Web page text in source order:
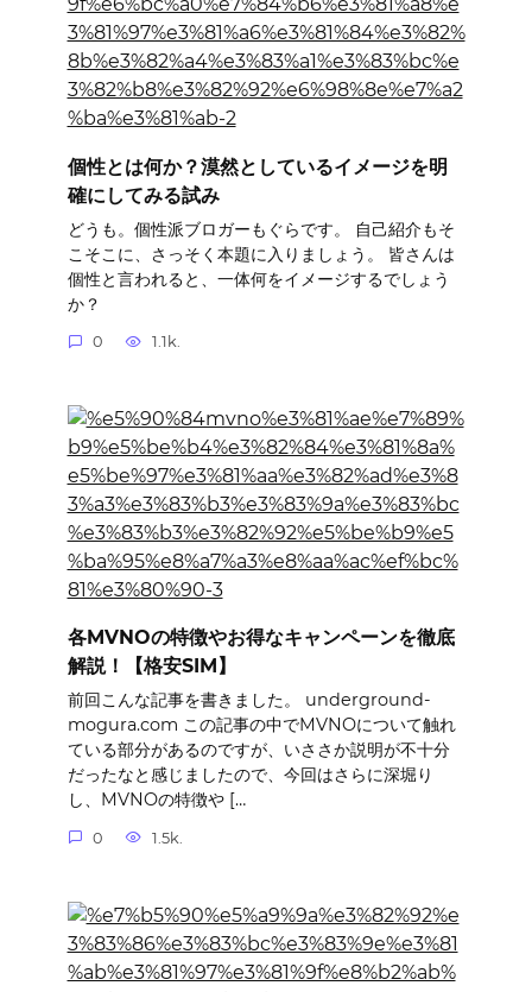
個性とは何か？漠然としているイメージを明
確にしてみる試み
どうも。個性派ブロガーもぐらです。 自己紹介もそ
こそこに、さっそく本題に入りましょう。 皆さんは
個性と言われると、一体何をイメージするでしょう
か？
0 1.1k.
各MVNOの特徴やお得なキャンペーンを徹底
解説！【格安SIM】
前回こんな記事を書きました。 underground-
mogura.com この記事の中でMVNOについて触れ
ている部分があるのですが、いささか説明が不十分
だったなと感じましたので、今回はさらに深堀り
し、MVNOの特徴や […
0 1.5k.